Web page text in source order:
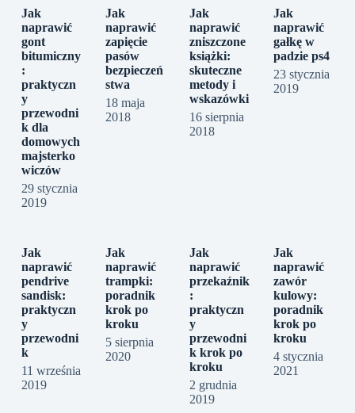
Jak
naprawić
gont
bitumiczny
:
praktyczn
y
przewodni
k dla
domowych
majsterko
wiczów
29 stycznia
2019
Jak
naprawić
zapięcie
pasów
bezpieczeń
stwa
18 maja
2018
Jak
naprawić
zniszczone
książki:
skuteczne
metody i
wskazówki
16 sierpnia
2018
Jak
naprawić
gałkę w
padzie ps4
23 stycznia
2019
Jak
naprawić
pendrive
sandisk:
praktyczn
y
przewodni
k
11 września
2019
Jak
naprawić
trampki:
poradnik
krok po
kroku
5 sierpnia
2020
Jak
naprawić
przekaźnik
:
praktyczn
y
przewodni
k krok po
kroku
2 grudnia
2019
Jak
naprawić
zawór
kulowy:
poradnik
krok po
kroku
4 stycznia
2021